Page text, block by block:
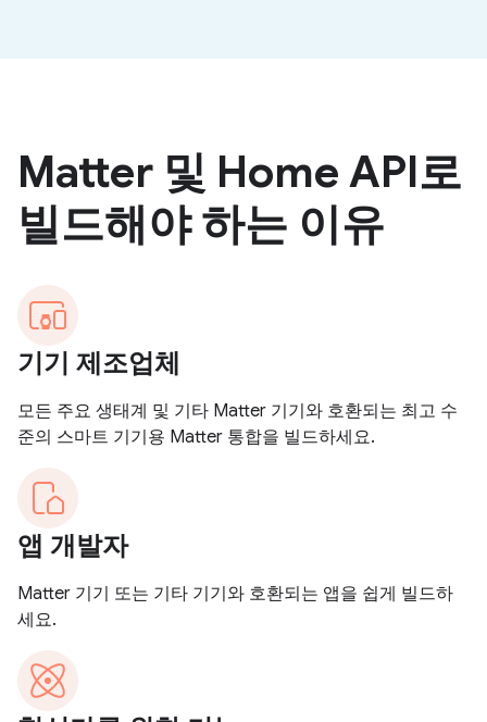
Matter 및 Home API로
빌드해야 하는 이유
기기 제조업체
모든 주요 생태계 및 기타 Matter 기기와 호환되는 최고 수
준의 스마트 기기용 Matter 통합을 빌드하세요.
앱 개발자
Matter 기기 또는 기타 기기와 호환되는 앱을 쉽게 빌드하
세요.